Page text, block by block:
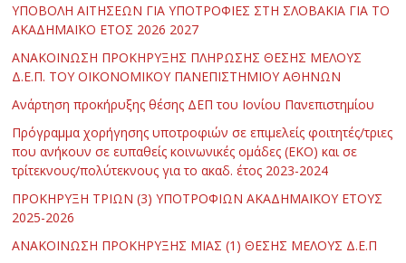
ΥΠΟΒΟΛΗ ΑΙΤΗΣΕΩΝ ΓΙΑ ΥΠΟΤΡΟΦΙΕΣ ΣΤΗ ΣΛΟΒΑΚΙΑ ΓΙΑ ΤΟ
ΑΚΑΔΗΜΑΪΚΟ ΕΤΟΣ 2026 2027
ΑΝΑΚΟΙΝΩΣΗ ΠΡΟΚΗΡΥΞΗΣ ΠΛΗΡΩΣΗΣ ΘΕΣΗΣ ΜΕΛΟΥΣ
Δ.Ε.Π. ΤΟΥ ΟΙΚΟΝΟΜΙΚΟΥ ΠΑΝΕΠΙΣΤΗΜΙΟΥ ΑΘΗΝΩΝ
Ανάρτηση προκήρυξης θέσης ΔΕΠ του Ιονίου Πανεπιστημίου
Πρόγραμμα χορήγησης υποτροφιών σε επιμελείς φοιτητές/τριες
που ανήκουν σε ευπαθείς κοινωνικές ομάδες (ΕΚΟ) και σε
τρίτεκνους/πολύτεκνους για το ακαδ. έτος 2023-2024
ΠΡΟΚΗΡΥΞΗ ΤΡΙΩΝ (3) ΥΠΟΤΡΟΦΙΩΝ ΑΚΑΔΗΜΑΪΚΟΥ ΕΤΟΥΣ
2025-2026
ΑΝΑΚΟΙΝΩΣΗ ΠΡΟΚΗΡΥΞΗΣ ΜΙΑΣ (1) ΘΕΣΗΣ ΜΕΛΟΥΣ Δ.Ε.Π